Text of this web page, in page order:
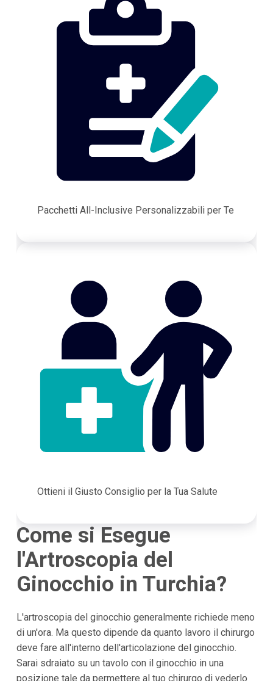
Pacchetti All-Inclusive Personalizzabili per Te
Ottieni il Giusto Consiglio per la Tua Salute
Come si Esegue
l'Artroscopia del
Ginocchio in Turchia?
L'artroscopia del ginocchio generalmente richiede meno
di un'ora. Ma questo dipende da quanto lavoro il chirurgo
deve fare all'interno dell'articolazione del ginocchio.
Sarai sdraiato su un tavolo con il ginocchio in una
posizione tale da permettere al tuo chirurgo di vederlo